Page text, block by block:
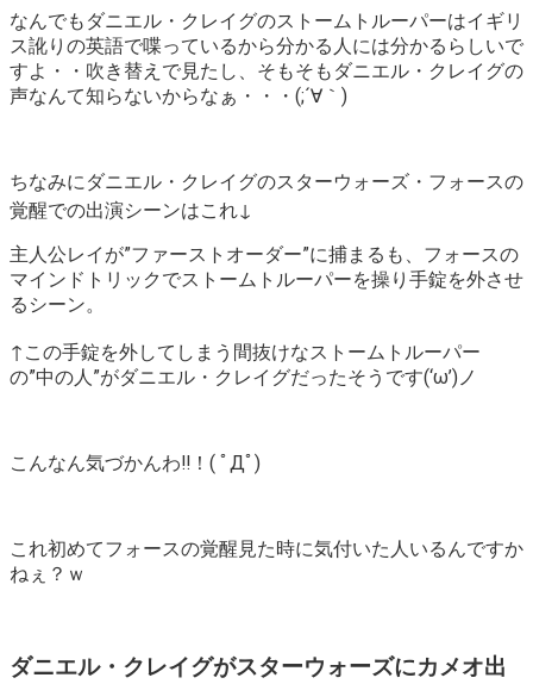
なんでもダニエル・クレイグのストームトルーパーはイギリ
ス訛りの英語で喋っているから分かる人には分かるらしいで
すよ・・吹き替えで見たし、そもそもダニエル・クレイグの
声なんて知らないからなぁ・・・(;´∀｀)
ちなみにダニエル・クレイグのスターウォーズ・フォースの
覚醒での出演シーンはこれ↓
主人公レイが”ファーストオーダー”に捕まるも、フォースの
マインドトリックでストームトルーパーを操り手錠を外させ
るシーン。
↑この手錠を外してしまう間抜けなストームトルーパー
の”中の人”がダニエル・クレイグだったそうです(‘ω’)ノ
こんなん気づかんわ‼！( ﾟДﾟ)
これ初めてフォースの覚醒見た時に気付いた人いるんですか
ねぇ？ｗ
ダニエル・クレイグがスターウォーズにカメオ出